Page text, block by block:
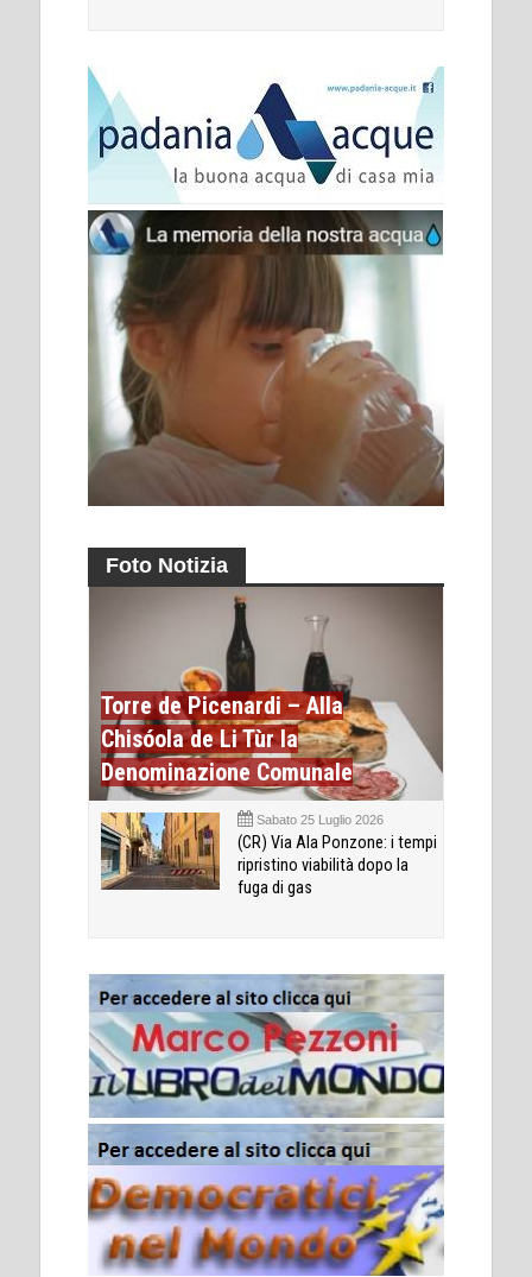
Foto Notizia
Torre de Picenardi – Alla
Chisóola de Li Tùr la
Denominazione Comunale
Sabato 25 Luglio 2026
(CR) Via Ala Ponzone: i tempi
ripristino viabilità dopo la
fuga di gas